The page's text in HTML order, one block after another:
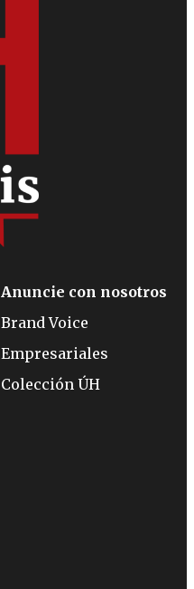
Anuncie con nosotros
Brand Voice
Empresariales
Colección ÚH